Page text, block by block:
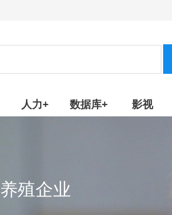
人力+ 数据库+ 影视
养殖企业